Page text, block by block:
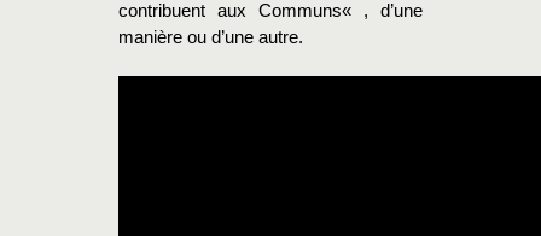
contribuent aux Communs« , d’une
manière ou d’une autre.